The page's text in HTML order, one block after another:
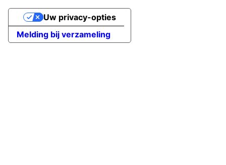
Melding bij verzameling
Uw privacy-opties